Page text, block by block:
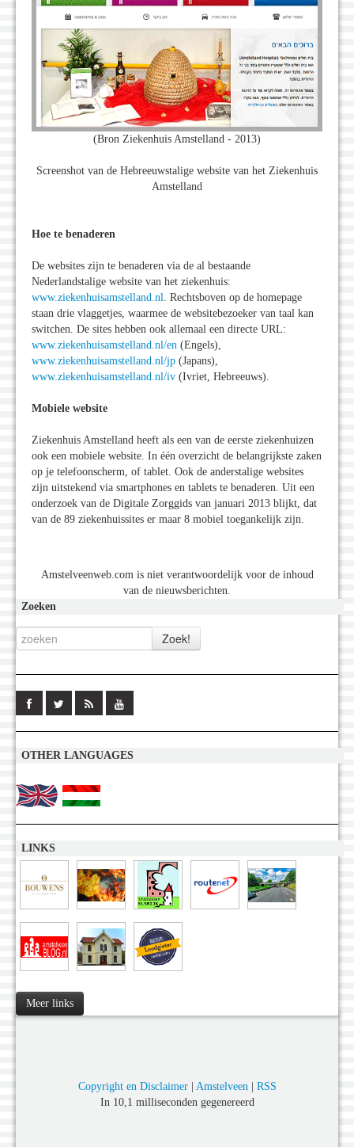
(Bron Ziekenhuis Amstelland - 2013)
Screenshot van de Hebreeuwstalige website van het Ziekenhuis
Amstelland
Hoe te benaderen
De websites zijn te benaderen via de al bestaande
Nederlandstalige website van het ziekenhuis:
www.ziekenhuisamstelland.nl
. Rechtsboven op de homepage
staan drie vlaggetjes, waarmee de websitebezoeker van taal kan
switchen. De sites hebben ook allemaal een directe URL:
www.ziekenhuisamstelland.nl/en (Engels),
www.ziekenhuisamstelland.nl/jp (Japans),
www.ziekenhuisamstelland.nl/iv (Ivriet, Hebreeuws).
Mobiele website
Ziekenhuis Amstelland heeft als een van de eerste ziekenhuizen
ook een mobiele website. In één overzicht de belangrijkste zaken
op je telefoonscherm, of tablet. Ook de anderstalige websites
zijn uitstekend via smartphones en tablets te benaderen. Uit een
onderzoek van de Digitale Zorggids van januari 2013 blijkt, dat
van de 89 ziekenhuissites er maar 8 mobiel toegankelijk zijn.
Amstelveenweb.com is niet verantwoordelijk voor de inhoud
van de nieuwsberichten.
Zoeken
OTHER LANGUAGES
LINKS
Meer links
Copyright en Disclaimer| Amstelveen
RSS
In 10,1 milliseconden gegenereerd